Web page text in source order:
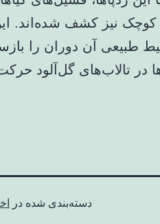
کوچک نیز کشف شده‌اند.
طبیعی آن دوران را
در تالاب‌های گل‌آلود
دسته‌بندی شده در